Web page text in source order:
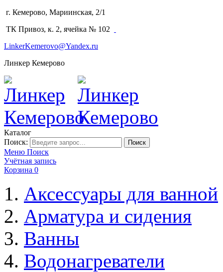
г. Кемерово, Мариинская, 2/1
ТК Привоз, к. 2, ячейка № 102
LinkerKemerovo@Yandex.ru
Линкер Кемерово
Каталог
Поиск:
Поиск
Меню Поиск
Учётная запись
Корзина 0
Аксессуары для ванной
Арматура и сидения
Ванны
Водонагреватели